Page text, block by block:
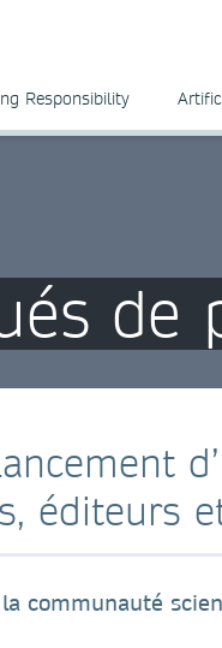
Responsibility
de
éditeurs
communauté